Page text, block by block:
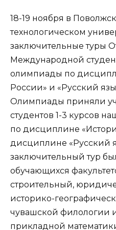
18-19 ноября в
технологическом
заключительные туры
Международной
олимпиады по
России» и «Русский
Олимпиады приняли
студентов 1-3 курсов
по дисциплине
дисциплине «Русский
заключительный тур
обучающихся
строительный,
историко-
чувашской филологии
прикладной